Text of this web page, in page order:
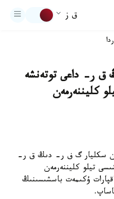
ق ز
ق ر- داعى توتەنشە
كليننەرمەن
سكليار گ ف ر- دىڭ ق ر-
تيلو كليننەرمەن
ۇكىمەت باسشىسىنىڭ